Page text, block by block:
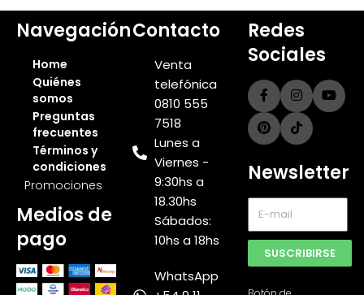
Navegación
Home
Quiénes
somos
Preguntas
frecuentes
Términos y
condiciones
Promociones
Medios de
pago
Contacto
Venta
telefónica
0810 555
7518
Lunes a
Viernes -
9:30hs a
18.30hs
Sábados:
10hs a 18hs
WhatsApp
Redes
Sociales
Newsletter
SUSCRIBIRSE